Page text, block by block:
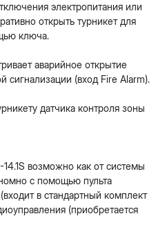
электропитания или
открыть турникет для
ключа.
аварийное открытие
сигнализации (вход Fire Alarm).
датчика контроля зоны
возможно как от системы
с помощью пульта
в стандартный комплект
(приобретается